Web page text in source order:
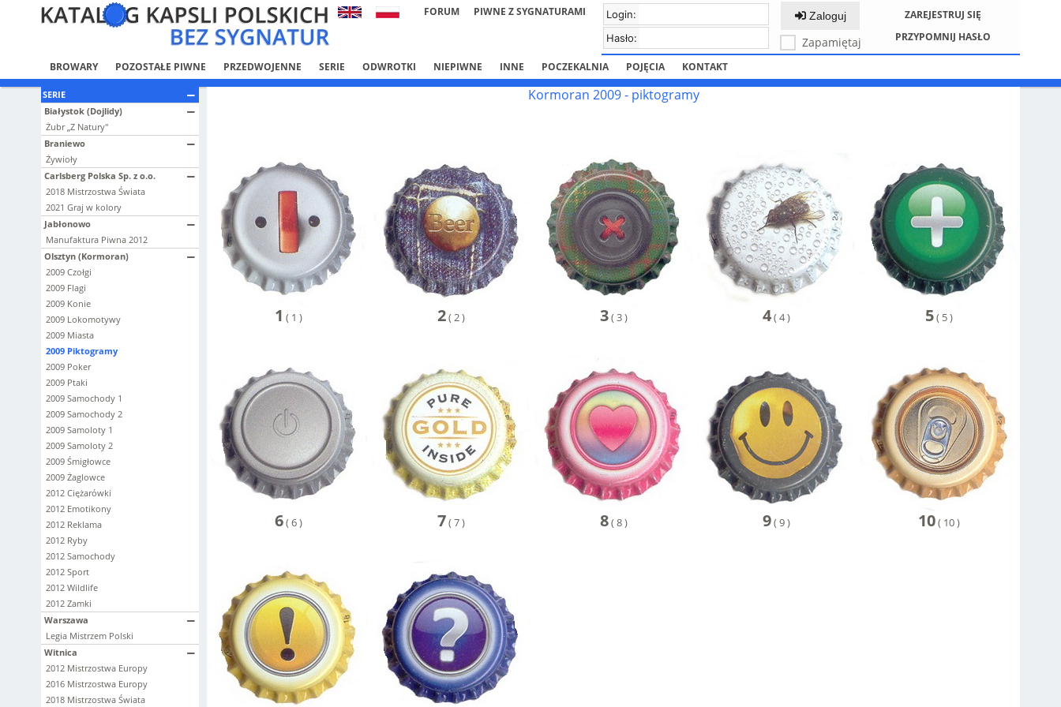
FORUM PIWNE Z SYGNATURAMI
Login:
Hasło:
Zaloguj
Zapamiętaj
ZAREJESTRUJ SIĘ
PRZYPOMNIJ HASŁO
BROWARY POZOSTAŁE PIWNE PRZEDWOJENNE SERIE ODWROTKI NIEPIWNE INNE POCZEKALNIA POJĘCIA KONTAKT
SERIE
Białystok (Dojlidy)
Żubr „Z Natury"
Braniewo
Żywioły
Carlsberg Polska Sp. z o.o.
2018 Mistrzostwa Świata
2021 Graj w kolory
Jabłonowo
Manufaktura Piwna 2012
Olsztyn (Kormoran)
2009 Czołgi
2009 Flagi
2009 Konie
2009 Lokomotywy
2009 Miasta
2009 Piktogramy
2009 Poker
2009 Ptaki
2009 Samochody 1
2009 Samochody 2
2009 Samoloty 1
2009 Samoloty 2
2009 Śmigłowce
2009 Żaglowce
2012 Ciężarówki
2012 Emotikony
2012 Reklama
2012 Ryby
2012 Samochody
2012 Sport
2012 Wildlife
2012 Zamki
Warszawa
Legia Mistrzem Polski
Witnica
2012 Mistrzostwa Europy
2016 Mistrzostwa Europy
2018 Mistrzostwa Świata
Kormoran 2009 - piktogramy
1 ( 1 ) 2(2) 3(3) 4(4) 5( 5)
6(6) 7(7) 8(8) 9(9) 10( 10)